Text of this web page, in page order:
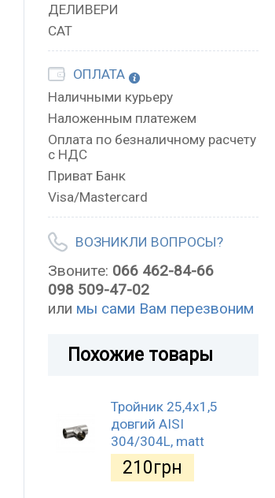
ДЕЛИВЕРИ
САТ
ОПЛАТА
Наличными курьеру
Наложенным платежем
Оплата по безналичному расчету
с НДС
Приват Банк
Visa/Mastercard
ВОЗНИКЛИ ВОПРОСЫ?
Звоните: 066 462-84-66
098 509-47-02
или мы сами Вам перезвоним
Похожие товары
Тройник 25,4х1,5
довгий AISI
304/304L, matt
210грн